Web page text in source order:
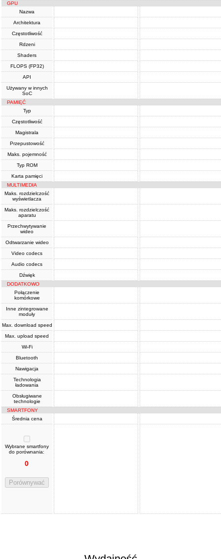
GPU
Nazwa
Architektura
Częstotliwość
Rdzeni
Shaders
FLOPS (FP32)
API
Używany w innych
SoC
PAMIĘĆ
Typ
Częstotliwość
Magistrala
Przepustowość
Maks. pojemność
Typ ROM
Karta pamięci
MULTIMEDIA
Maks. rozdzielczość
wyświetlacza
Maks. rozdzielczość
aparatu
Przechwytywanie
wideo
Odtwarzanie wideo
Video codecs
Audio codecs
Dźwięk
DODATKOWO
Połączenie
komórkowe
Inne zintegrowane
moduły
Max. download speed
Max. upload speed
Wi-Fi
Bluetooth
Nawigacja
Technologia
ładowania
Obsługiwane
technologie
SMARTFONY
Średnia cena
Wybrane smartfony
do porównania:
0
Porównywać